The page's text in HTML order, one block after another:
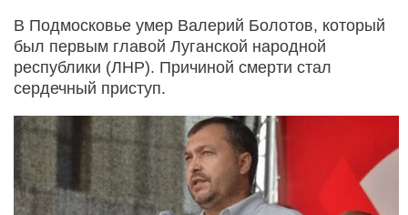
В Подмосковье умер Валерий Болотов, который
был первым главой Луганской народной
республики (ЛНР). Причиной смерти стал
сердечный приступ.